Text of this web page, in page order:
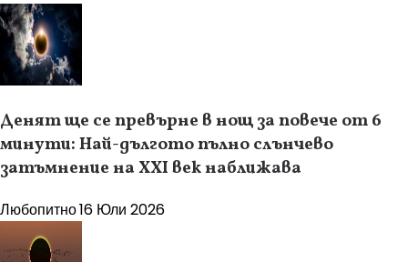
Денят ще се превърне в нощ за повече от 6
минути: Най-дългото пълно слънчево
затъмнение на XXI век наближава
Любопитно16 Юли 2026